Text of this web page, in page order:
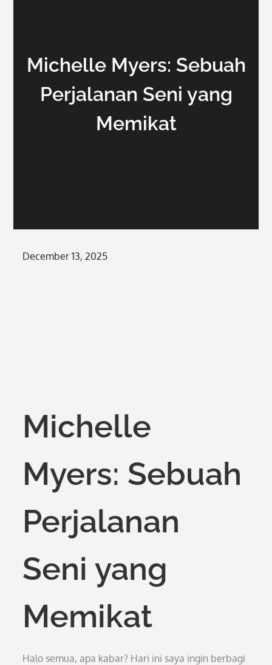
Michelle Myers: Sebuah
Perjalanan Seni yang
Memikat
Posted
December 13, 2025
Michelle
Myers: Sebuah
Perjalanan
Seni yang
Memikat
Halo semua, apa kabar? Hari ini saya ingin berbagi